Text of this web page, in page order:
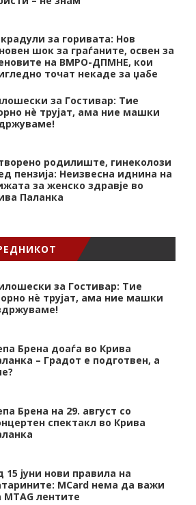
за горивата: Нов
шок за граѓаните, освен за
на ВМРО-ДПМНЕ, кои
точат некаде за џабе
за Гостивар: Тие
нѐ трујат, ама ние машки
родилиште, гинеколози
пензија: Неизвесна иднина на
за женско здравје во
Паланка
за Гостивар: Тие
нѐ трујат, ама ние машки
Брена доаѓа во Крива
– Градот е подготвен, а
Брена на 29. август со
спектакл во Крива
15 јуни нови правила на
MCard нема да важи
MTAG лентите